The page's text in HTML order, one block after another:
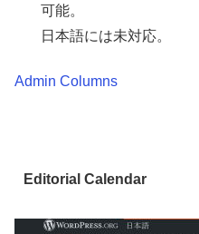
可能。
日本語には未対応。
Admin Columns
Editorial Calendar